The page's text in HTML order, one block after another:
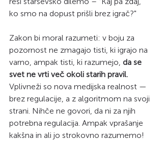
ko smo na dopust prišli brez igrač?"
Zakon bi moral razumeti: v boju za
pozornost ne zmagajo tisti, ki igrajo na
varno, ampak tisti, ki razumejo, da se
svet ne vrti več okoli starih pravil.
Vplivneži so nova medijska realnost —
brez regulacije, a z algoritmom na svoji
strani. Nihče ne govori, da ni za njih
potrebna regulacija. Ampak vprašanje
kakšna in ali jo strokovno razumemo!